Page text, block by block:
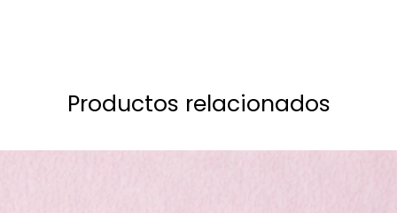
Productos relacionados